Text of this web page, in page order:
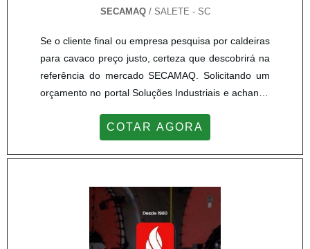
SECAMAQ / SALETE - SC
Se o cliente final ou empresa pesquisa por caldeiras
para cavaco preço justo, certeza que descobrirá na
referência do mercado SECAMAQ. Solicitando um
orçamento no portal Soluções Industriais e achando
OFERECE DIVERSAS VANTAGENSÉ importante
com empresas especializadas no segmento. Esse
durabilidade dos m...
COTAR AGORA